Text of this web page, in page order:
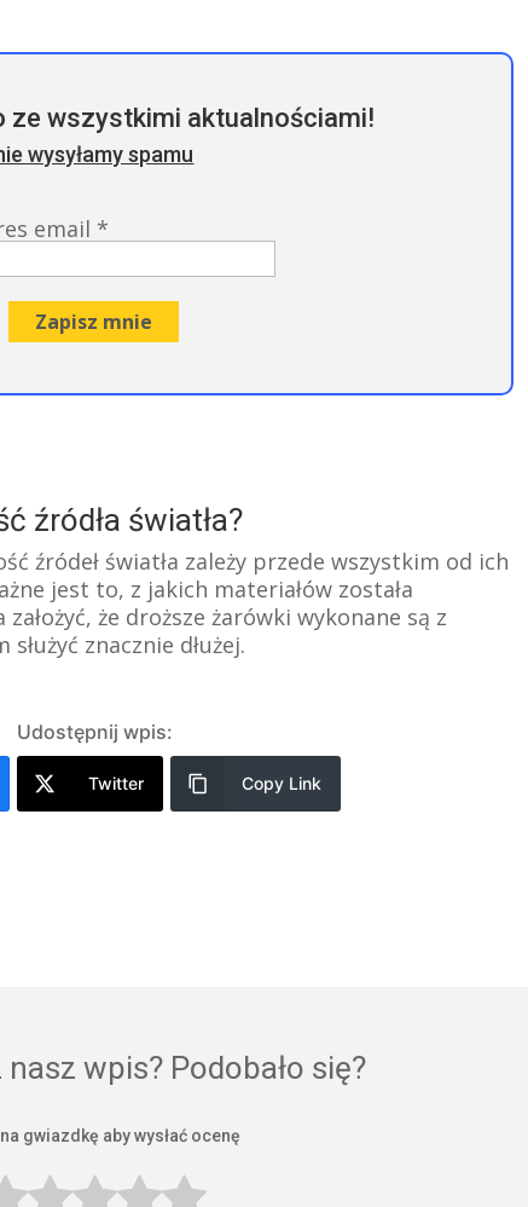
ze wszystkimi aktualnościami!
wysyłamy spamu
email *
źródła światła?
źródeł światła zależy przede wszystkim od ich
jest to, z jakich materiałów została
że droższe żarówki wykonane są z
znacznie dłużej.
Udostępnij wpis:
Twitter Copy Link
wpis? Podobało się?
gwiazdkę aby wysłać ocenę